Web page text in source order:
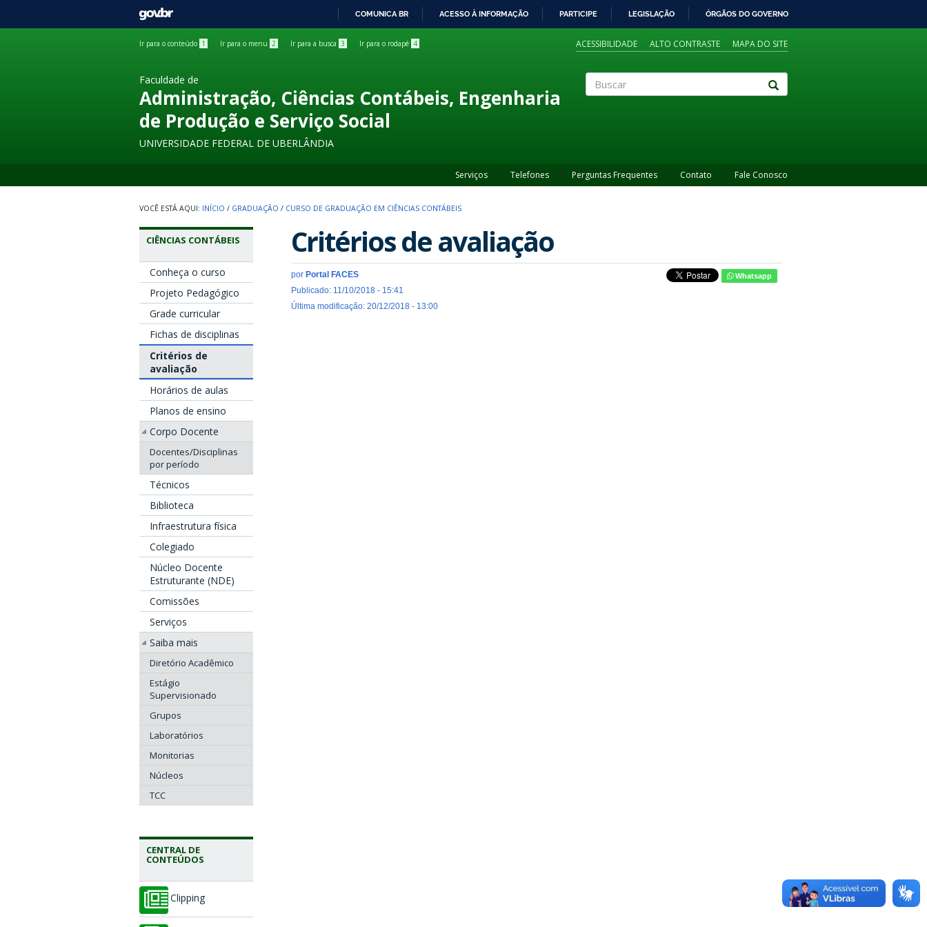
GOVBR
COMUNICA BR ACESSO À INFORMAÇÃO PARTICIPE LEGISLAÇÃO ÓRGÃOS DO GOVERNO
Ir para o conteúdo 1 Ir para o menu 2 Ir para a busca 3 Ir para o rodapé 4 ACESSIBILIDADE ALTO CONTRASTE MAPA DO SITE
Faculdade de
Administração, Ciências Contábeis, Engenharia
de Produção e Serviço Social
UNIVERSIDADE FEDERAL DE UBERLÂNDIA
Serviços Telefones Perguntas Frequentes Contato Fale Conosco
INÍCIO / GRADUAÇÃO / CURSO DE GRADUAÇÃO EM CIÊNCIAS CONTÁBEIS
CIÊNCIAS CONTÁBEIS
Conheça o curso
Projeto Pedagógico
Grade curricular
Fichas de disciplinas
Critérios de
avaliação
Horários de aulas
Planos de ensino
Corpo Docente
Docentes/Disciplinas
por período
Técnicos
Biblioteca
Infraestrutura física
Colegiado
Núcleo Docente
Estruturante (NDE)
Comissões
Serviços
Saiba mais
Diretório Acadêmico
Estágio
Supervisionado
Grupos
Laboratórios
Monitorias
Núcleos
TCC
CENTRAL DE
CONTEÚDOS
Clipping
Critérios de avaliação
por Portal FACES
Publicado: 11/10/2018 - 15:41
Última modificação: 20/12/2018 - 13:00
Whatsapp